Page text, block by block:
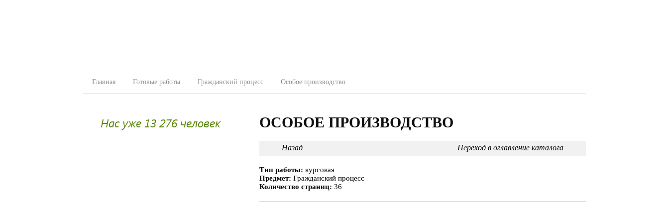
Главная Готовые работы Гражданский процесс Особое производство
Нас уже 13 276 человек ОСОБОЕ ПРОИЗВОДСТВО
Назад Переход в оглавление каталога
Тип работы: курсовая
Предмет: Гражданский процесс
Количество страниц: 36